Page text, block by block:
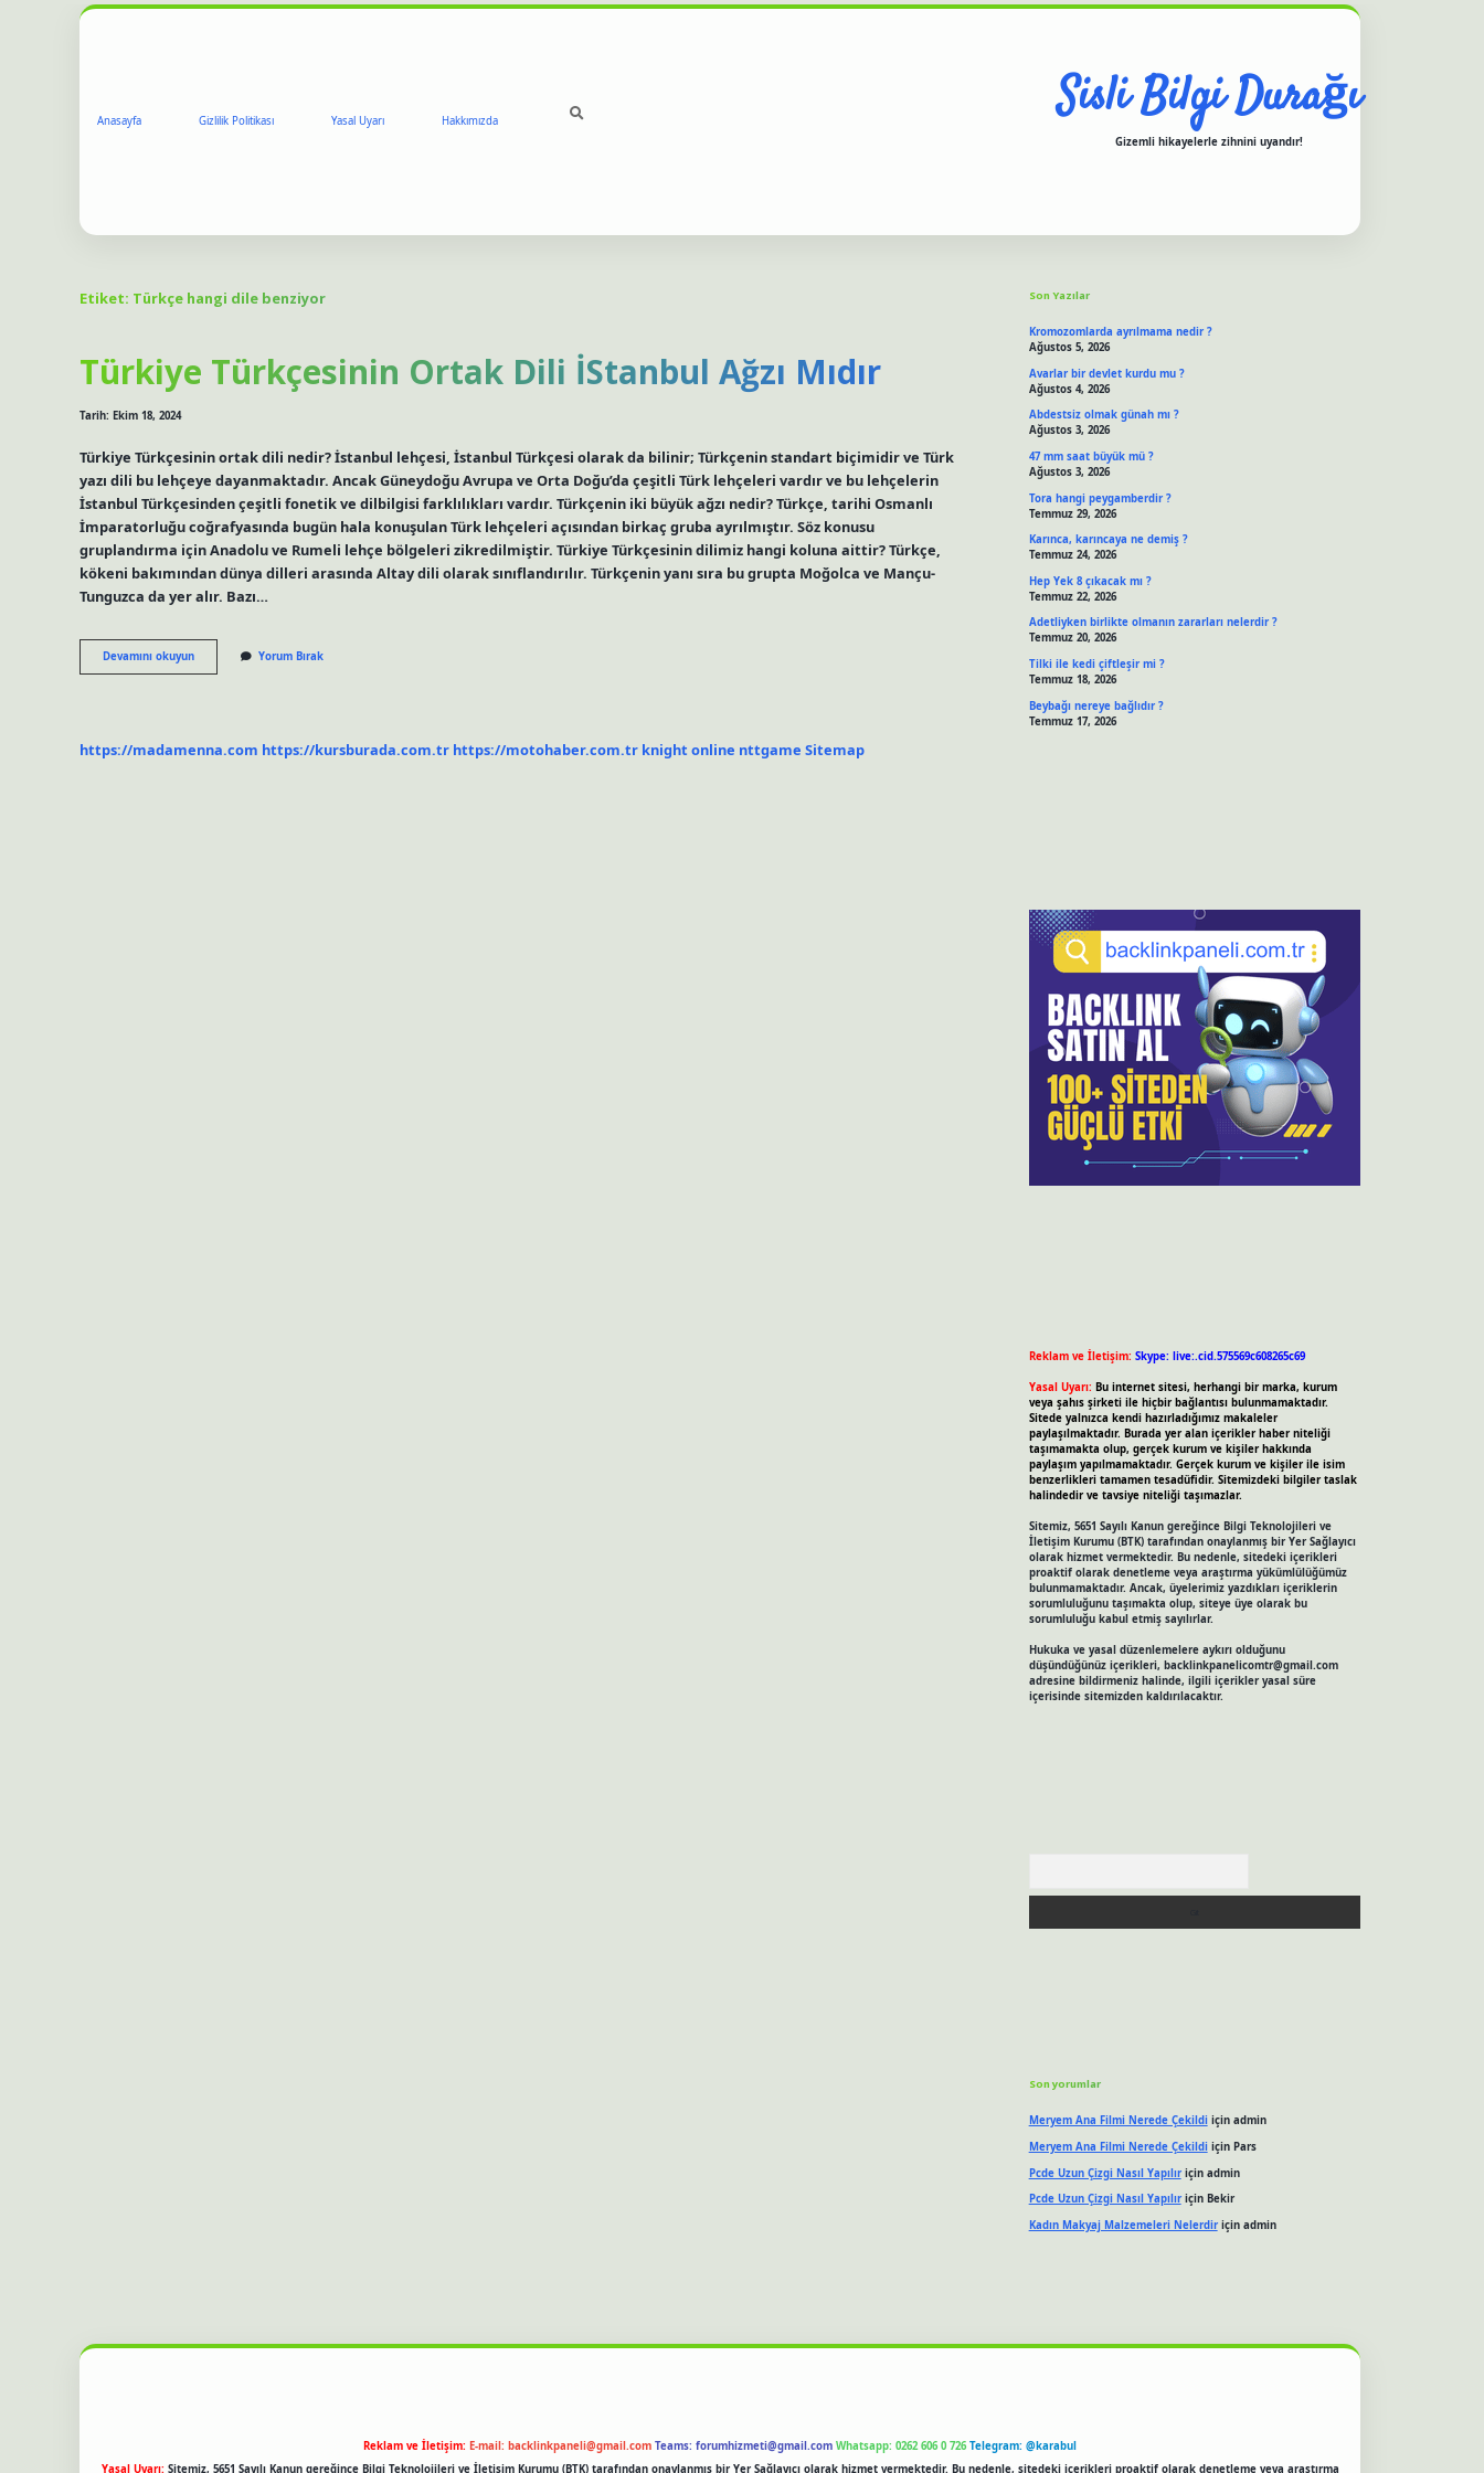
Anasayfa Gizlilik Politikası Yasal Uyarı Hakkımızda Sisli Bilgi Durağı
Gizemli hikayelerle zihnini uyandır!
Etiket: Türkçe hangi dile benziyor
Türkiye Türkçesinin Ortak Dili İStanbul Ağzı Mıdır
Tarih: Ekim 18, 2024
Türkiye Türkçesinin ortak dili nedir? İstanbul lehçesi, İstanbul Türkçesi olarak da bilinir; Türkçenin standart biçimidir ve Türk
yazı dili bu lehçeye dayanmaktadır. Ancak Güneydoğu Avrupa ve Orta Doğu’da çeşitli Türk lehçeleri vardır ve bu lehçelerin
İstanbul Türkçesinden çeşitli fonetik ve dilbilgisi farklılıkları vardır. Türkçenin iki büyük ağzı nedir? Türkçe, tarihi Osmanlı
İmparatorluğu coğrafyasında bugün hala konuşulan Türk lehçeleri açısından birkaç gruba ayrılmıştır. Söz konusu
gruplandırma için Anadolu ve Rumeli lehçe bölgeleri zikredilmiştir. Türkiye Türkçesinin dilimiz hangi koluna aittir? Türkçe,
kökeni bakımından dünya dilleri arasında Altay dili olarak sınıflandırılır. Türkçenin yanı sıra bu grupta Moğolca ve Mançu-
Tunguzca da yer alır. Bazı…
Devamını okuyunTürkiye
Türkçesinin
Mıdır
Yorum Bırak
https://madamenna.com https://kursburada.com.tr https://motohaber.com.tr knight online nttgame Sitemap
Son Yazılar
Kromozomlarda ayrılmama nedir ?
Ağustos 5, 2026
Avarlar bir devlet kurdu mu ?
Ağustos 4, 2026
Abdestsiz olmak günah mı ?
Ağustos 3, 2026
47 mm saat büyük mü ?
Ağustos 3, 2026
Tora hangi peygamberdir ?
Temmuz 29, 2026
Karınca, karıncaya ne demiş ?
Temmuz 24, 2026
Hep Yek 8 çıkacak mı ?
Temmuz 22, 2026
Adetliyken birlikte olmanın zararları nelerdir ?
Temmuz 20, 2026
Tilki ile kedi çiftleşir mi ?
Temmuz 18, 2026
Beybağı nereye bağlıdır ?
Temmuz 17, 2026
Reklam ve İletişim: Skype: live:.cid.575569c608265c69
Yasal Uyarı: Bu internet sitesi, herhangi bir marka, kurum
veya şahıs şirketi ile hiçbir bağlantısı bulunmamaktadır.
Sitede yalnızca kendi hazırladığımız makaleler
paylaşılmaktadır. Burada yer alan içerikler haber niteliği
taşımamakta olup, gerçek kurum ve kişiler hakkında
paylaşım yapılmamaktadır. Gerçek kurum ve kişiler ile isim
benzerlikleri tamamen tesadüfidir. Sitemizdeki bilgiler taslak
halindedir ve tavsiye niteliği taşımazlar.
Sitemiz, 5651 Sayılı Kanun gereğince Bilgi Teknolojileri ve
İletişim Kurumu (BTK) tarafından onaylanmış bir Yer Sağlayıcı
olarak hizmet vermektedir. Bu nedenle, sitedeki içerikleri
proaktif olarak denetleme veya araştırma yükümlülüğümüz
bulunmamaktadır. Ancak, üyelerimiz yazdıkları içeriklerin
sorumluluğunu taşımakta olup, siteye üye olarak bu
sorumluluğu kabul etmiş sayılırlar.
Hukuka ve yasal düzenlemelere aykırı olduğunu
düşündüğünüz içerikleri, backlinkpanelicomtr@gmail.com
adresine bildirmeniz halinde, ilgili içerikler yasal süre
içerisinde sitemizden kaldırılacaktır.
Son yorumlar
Meryem Ana Filmi Nerede Çekildiiçin admin
Meryem Ana Filmi Nerede Çekildiiçin Pars
Pcde Uzun Çizgi Nasıl Yapılıriçin admin
Pcde Uzun Çizgi Nasıl Yapılıriçin Bekir
Kadın Makyaj Malzemeleri Nelerdiriçin admin
Reklam ve İletişim: E-mail: backlinkpaneli@gmail.com Teams: forumhizmeti@gmail.com Whatsapp: 0262 606 0 726 Telegram: @karabul
Yasal Uyarı: Sitemiz, 5651 Sayılı Kanun gereğince Bilgi Teknolojileri ve İletişim Kurumu (BTK) tarafından onaylanmış bir Yer Sağlayıcı olarak hizmet vermektedir. Bu nedenle, sitedeki içerikleri proaktif olarak denetleme veya araştırma